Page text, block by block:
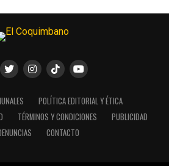
POLÍTICA EDITORIAL Y ÉTICA
TÉRMINOS Y CONDICIONES
PUBLICIDAD
CONTACTO